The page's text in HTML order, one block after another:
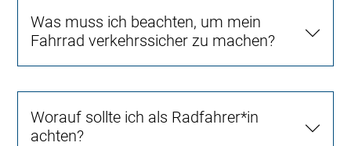
Was muss ich beachten, um mein
Fahrrad verkehrssicher zu machen?
Worauf sollte ich als Radfahrer*in
achten?